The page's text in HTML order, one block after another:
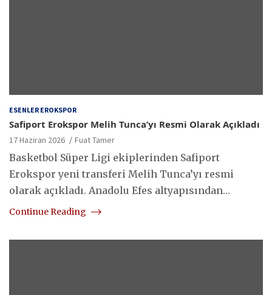
ESENLER EROKSPOR
Safiport Erokspor Melih Tunca’yı Resmi Olarak Açıkladı
17 Haziran 2026 Fuat Tamer
Basketbol Süper Ligi ekiplerinden Safiport
Erokspor yeni transferi Melih Tunca’yı resmi
olarak açıkladı. Anadolu Efes altyapısından…
Continue Reading